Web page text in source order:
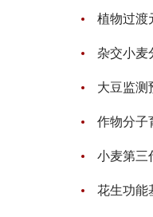
植物过渡
杂交小麦
大豆监测
作物分子
小麦第三
花生功能